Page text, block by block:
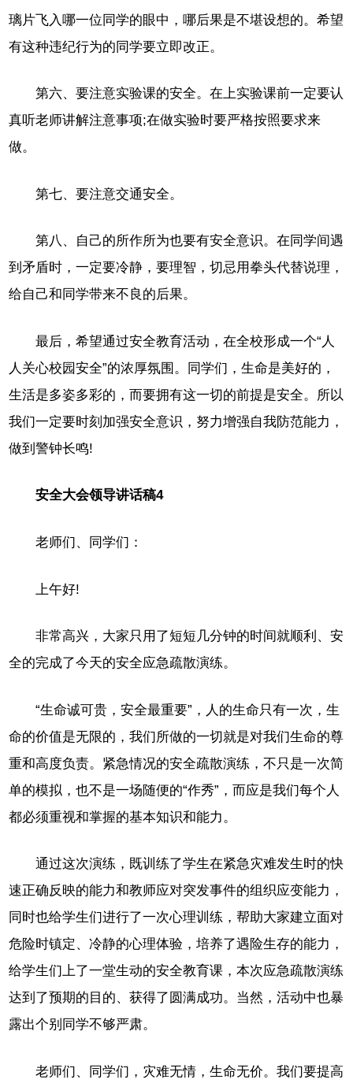
璃片飞入哪一位同学的眼中，哪后果是不堪设想的。希望
有这种违纪行为的同学要立即改正。
第六、要注意实验课的安全。在上实验课前一定要认
真听老师讲解注意事项;在做实验时要严格按照要求来
做。
第七、要注意交通安全。
第八、自己的所作所为也要有安全意识。在同学间遇
到矛盾时，一定要冷静，要理智，切忌用拳头代替说理，
给自己和同学带来不良的后果。
最后，希望通过安全教育活动，在全校形成一个“人
人关心校园安全”的浓厚氛围。同学们，生命是美好的，
生活是多姿多彩的，而要拥有这一切的前提是安全。所以
我们一定要时刻加强安全意识，努力增强自我防范能力，
做到警钟长鸣!
安全大会领导讲话稿4
老师们、同学们：
上午好!
非常高兴，大家只用了短短几分钟的时间就顺利、安
全的完成了今天的安全应急疏散演练。
“生命诚可贵，安全最重要”，人的生命只有一次，生
命的价值是无限的，我们所做的一切就是对我们生命的尊
重和高度负责。紧急情况的安全疏散演练，不只是一次简
单的模拟，也不是一场随便的“作秀”，而应是我们每个人
都必须重视和掌握的基本知识和能力。
通过这次演练，既训练了学生在紧急灾难发生时的快
速正确反映的能力和教师应对突发事件的组织应变能力，
同时也给学生们进行了一次心理训练，帮助大家建立面对
危险时镇定、冷静的心理体验，培养了遇险生存的能力，
给学生们上了一堂生动的安全教育课，本次应急疏散演练
达到了预期的目的、获得了圆满成功。当然，活动中也暴
露出个别同学不够严肃。
老师们、同学们，灾难无情，生命无价。我们要提高